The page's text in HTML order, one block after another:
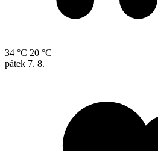
34 °C 20 °C
pátek 7. 8.